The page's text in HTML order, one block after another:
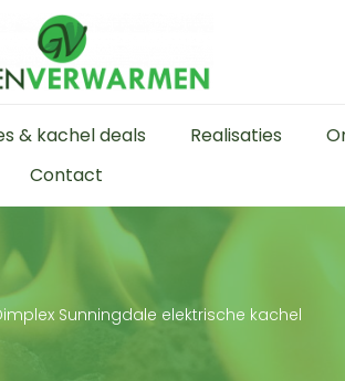
& kachel deals Realisaties
Contact
Sunningdale elektrische kachel